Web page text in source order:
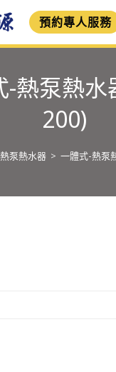
預約專人服務
-熱泵熱水
200)
泵熱水器 > 一體式-熱泵